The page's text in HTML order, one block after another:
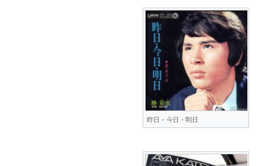
昨日・今日・明日